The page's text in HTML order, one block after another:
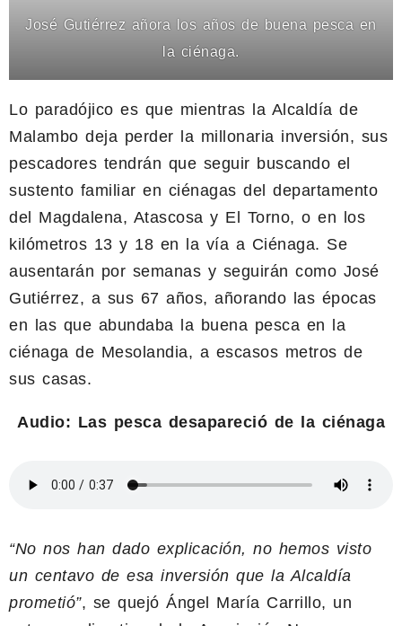
José Gutiérrez añora los años de buena pesca en
la ciénaga.
Lo paradójico es que mientras la Alcaldía de
Malambo deja perder la millonaria inversión, sus
pescadores tendrán que seguir buscando el
sustento familiar en ciénagas del departamento
del Magdalena, Atascosa y El Torno, o en los
kilómetros 13 y 18 en la vía a Ciénaga. Se
ausentarán por semanas y seguirán como José
Gutiérrez, a sus 67 años, añorando las épocas
en las que abundaba la buena pesca en la
ciénaga de Mesolandia, a escasos metros de
sus casas.
Audio: Las pesca desapareció de la ciénaga
“No nos han dado explicación, no hemos visto
un centavo de esa inversión que la Alcaldía
prometió”, se quejó Ángel María Carrillo, un